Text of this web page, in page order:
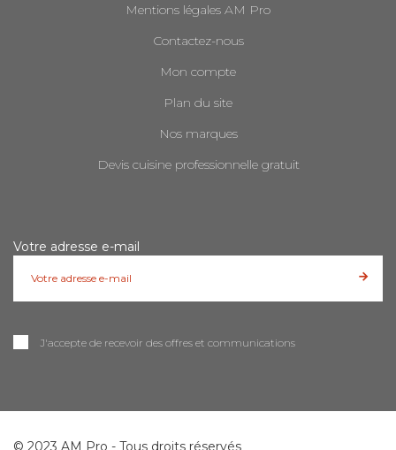
Mentions légales AM Pro
Contactez-nous
Mon compte
Plan du site
Nos marques
Devis cuisine professionnelle gratuit
Votre adresse e-mail
J'accepte de recevoir des offres et communications
© 2023 AM Pro - Tous droits réservés